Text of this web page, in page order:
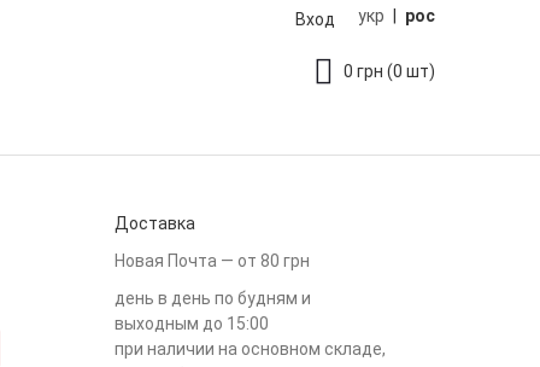
укр рос
Вход
0 грн (0 шт)
Доставка
Новая Почта — от 80 грн
день в день по будням и
выходным до 15:00
при наличии на основном складе,